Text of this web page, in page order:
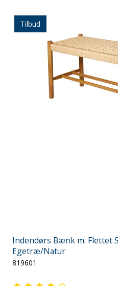
Tilbud
Indendørs Bænk m. Flettet
Egetræ/Natur
819601